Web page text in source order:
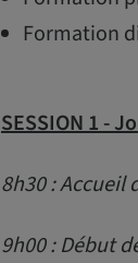
Formation
SESSION 1 -
8h30 : Accueil
9h00 : Début